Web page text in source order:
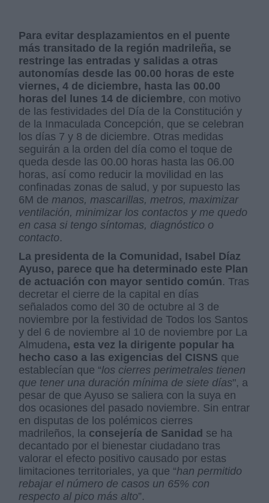
Para evitar desplazamientos en el puente
más transitado de la región madrileña, se
restringe las entradas y salidas a otras
autonomías desde las 00.00 horas de este
viernes, 4 de diciembre, hasta las 00.00
horas del lunes 14 de diciembre, con motivo
de las festividades del Día de la Constitución y
de la Inmaculada Concepción, que se celebran
los días 7 y 8 de diciembre. Otras medidas
seguirán a la orden del día como el toque de
queda desde las 00.00 horas hasta las 06.00
horas, así como reducir la movilidad en las
confinadas zonas de salud, y por supuesto las
6M de manos, mascarillas, metros, maximizar
ventilación, minimizar los contactos y me quedo
en casa si tengo síntomas, diagnóstico o
contacto.
La presidenta de la Comunidad, Isabel Díaz
Ayuso, parece que ha determinado este Plan
de actuación con mayor sentido común. Tras
decretar el cierre de la capital en días
señalados como del 30 de octubre al 3 de
noviembre por la festividad de Todos los Santos
y del 6 de noviembre al 10 de noviembre por La
Almudena, esta vez la dirigente popular ha
hecho caso a las exigencias del CISNS que
establecían que “los cierres perimetrales tienen
que tener una duración mínima de siete días", a
pesar de que Ayuso se saliera con la suya en
dos ocasiones del pasado noviembre. Sin entrar
en disputas de los polémicos cierres
madrileños, la consejería de Sanidad se ha
decantado por el bienestar ciudadano tras
valorar el efecto positivo causado por estas
limitaciones territoriales, ya que “han permitido
rebajar el número de casos un 65% con
respecto al pico más alto”.